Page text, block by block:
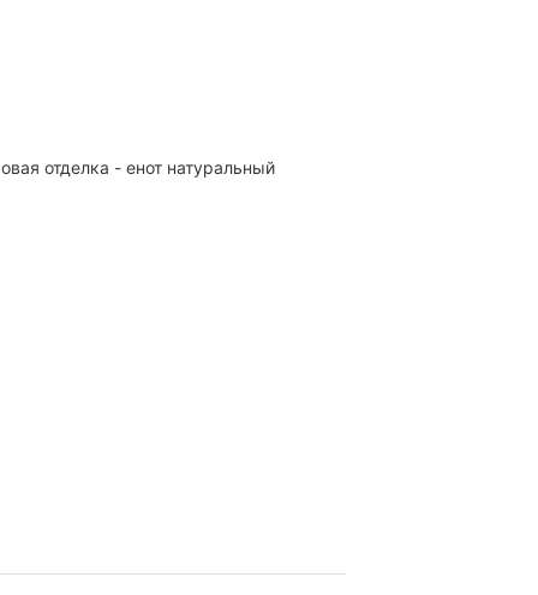
отделка - енот натуральный